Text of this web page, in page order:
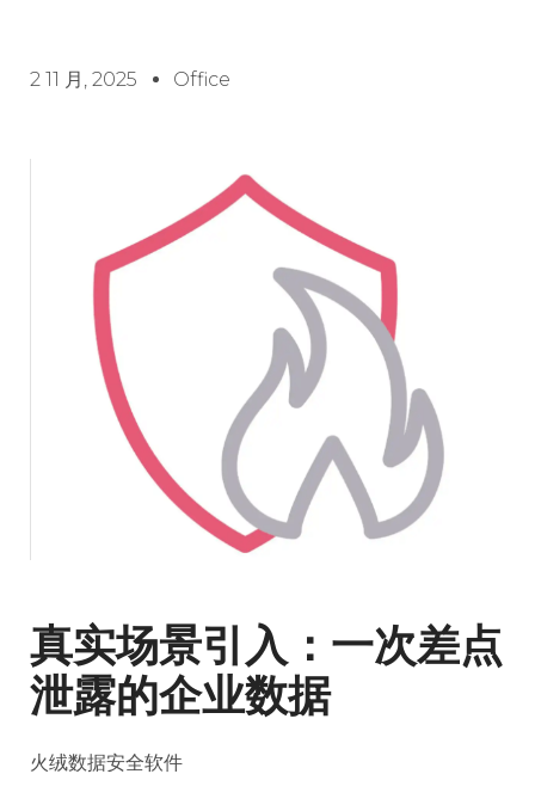
2 11 月, 2025 Office
真实场景引入：一次差点
泄露的企业数据
火绒数据安全软件